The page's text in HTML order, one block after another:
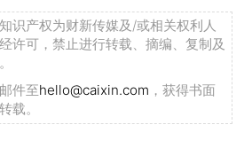
识产权为财新传媒及/或相关权利人
许可，禁止进行转载、摘编、复制及
件至hello@caixin.com ，获得书面
载。